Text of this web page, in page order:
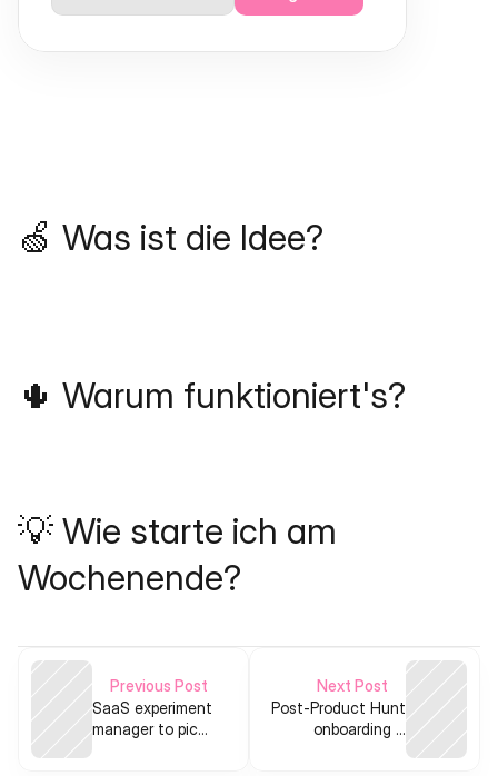
🍏 Was ist die Idee?
🌵 Warum funktioniert's?
💡 Wie starte ich am
Wochenende?
Previous Post
SaaS experiment
manager to pick
Next Post
Post‑Product Hunt
onboarding &